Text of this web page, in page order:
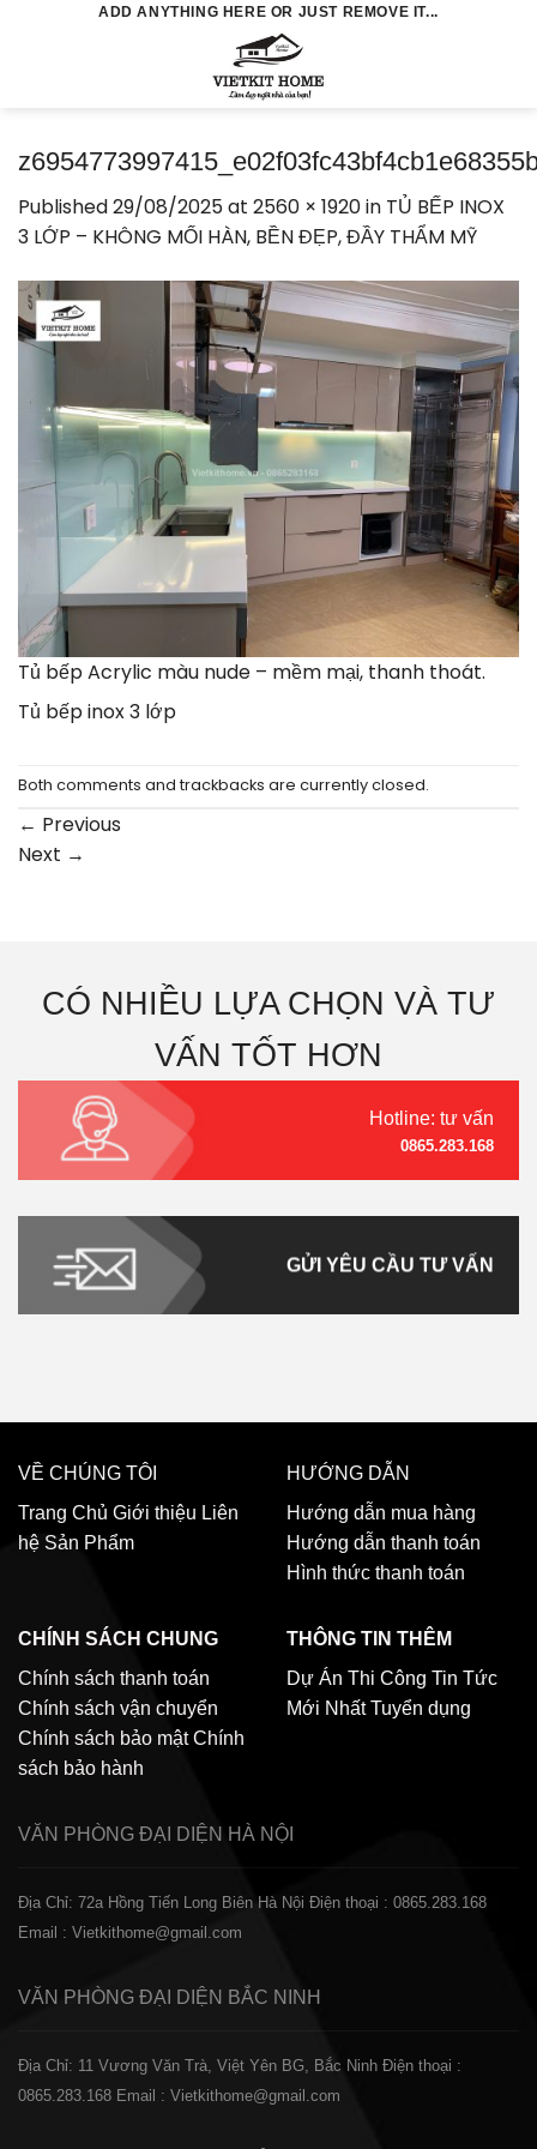
ADD ANYTHING HERE OR JUST REMOVE IT...
Published29/08/2025at 2560 × 1920in TỦ BẾP INOX
3 LỚP – KHÔNG MỐI HÀN, BỀN ĐẸP, ĐẦY THẨM MỸ
Tủ bếp Acrylic màu nude – mềm mại, thanh thoát.
Tủ bếp inox 3 lớp
Both comments and trackbacks are currently closed.
← Previous
Next →
CÓ NHIỀU LỰA CHỌN VÀ TƯ
VẤN TỐT HƠN
Hotline: tư vấn
0865.283.168
GỬI YÊU CẦU TƯ VẤN
VỀ CHÚNG TÔI
Trang Chủ Giới thiệu Liên
hệ Sản Phẩm
HƯỚNG DẪN
Hướng dẫn mua hàng
Hướng dẫn thanh toán
Hình thức thanh toán
CHÍNH SÁCH CHUNG
Chính sách thanh toán
Chính sách vận chuyển
Chính sách bảo mật Chính
sách bảo hành
THÔNG TIN THÊM
Dự Án Thi Công Tin Tức
Mới Nhất Tuyển dụng
VĂN PHÒNG ĐẠI DIỆN HÀ NỘI
Địa Chỉ: 72a Hồng Tiến Long Biên Hà Nội Điện thoại : 0865.283.168
Email : Vietkithome@gmail.com
VĂN PHÒNG ĐẠI DIỆN BẮC NINH
Địa Chỉ: 11 Vương Văn Trà, Việt Yên BG, Bắc Ninh Điện thoại :
0865.283.168 Email : Vietkithome@gmail.com